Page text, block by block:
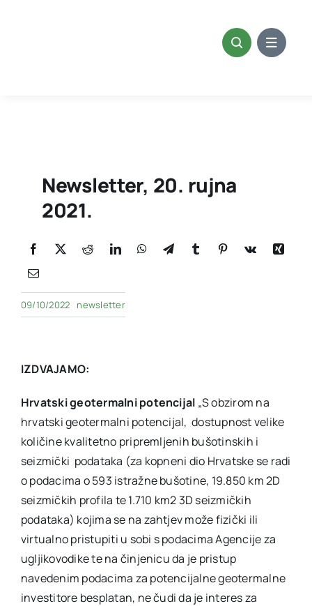
Newsletter, 20. rujna
2021.
09/10/2022 newsletter
IZDVAJAMO:
Hrvatski geotermalni potencijal „S obzirom na
hrvatski geotermalni potencijal, dostupnost velike
količine kvalitetno pripremljenih bušotinskih i
seizmički podataka (za kopneni dio Hrvatske se radi
o podacima o 593 istražne bušotine, 19.850 km 2D
seizmičkih profila te 1.710 km2 3D seizmičkih
podataka) kojima se na zahtjev može fizički ili
virtualno pristupiti u sobi s podacima Agencije za
ugljikovodike te na činjenicu da je pristup
navedenim podacima za potencijalne geotermalne
investitore besplatan, ne čudi da je interes za